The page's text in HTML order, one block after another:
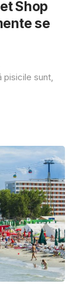
Shop
se
pisicile sunt,